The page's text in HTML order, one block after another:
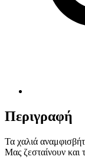
Περιγραφή
Τα χαλιά
Μας ζεσταίνουν και